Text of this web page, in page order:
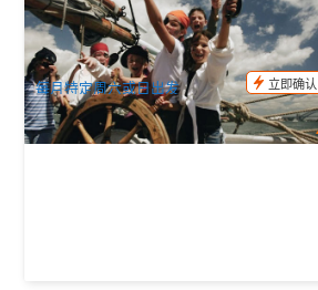
150 已预订
AUD $60.00 $69.00
SYD04187
每月特定周六或日出发
立即确认